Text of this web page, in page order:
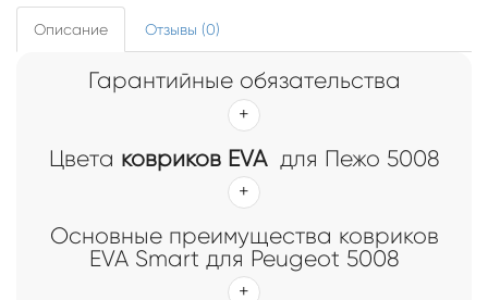
Описание Отзывы (0)
Гарантийные обязательства
Цвета ковриков EVAдля Пежо 5008
Основные преимущества ковриков
EVA Smart для Peugeot 5008